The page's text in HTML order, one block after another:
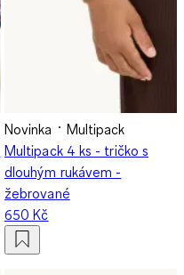
Novinka
Multipack
Multipack 4 ks - tričko s
dlouhým rukávem -
žebrované
650 Kč